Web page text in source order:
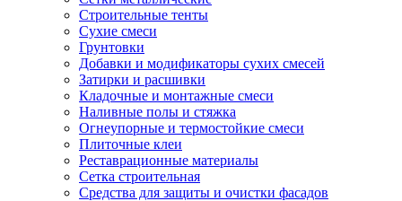
Строительные тенты
Сухие смеси
Грунтовки
Добавки и модификаторы сухих смесей
Затирки и расшивки
Кладочные и монтажные смеси
Наливные полы и стяжка
Огнеупорные и термостойкие смеси
Плиточные клеи
Реставрационные материалы
Сетка строительная
Средства для защиты и очистки фасадов